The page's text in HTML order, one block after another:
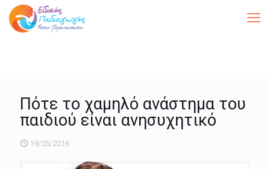
Πότε το χαμηλό ανάστημα του
παιδιού είναι ανησυχητικό
19/05/2016